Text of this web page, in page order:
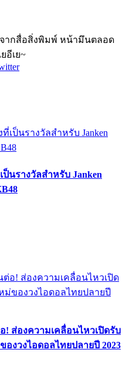
ากสื่อสิ่งพิมพ์ หน้ามึนตลอด
อีเย~
นรางวัลสำหรับ Janken
! ส่องความเคลื่อนไหวเปิดรับ
องวงไอดอลไทยปลายปี 2023